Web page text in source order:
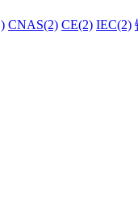
CNAS(2) CE(2) IEC(2)